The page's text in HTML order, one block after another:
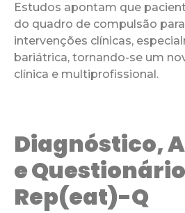
Estudos apontam que
do quadro de compulsão
intervenções clínicas,
bariátrica, tornando-se um
clínica e multiprofissional.
Diagnóstico,
e Questionário
Rep(eat)-Q